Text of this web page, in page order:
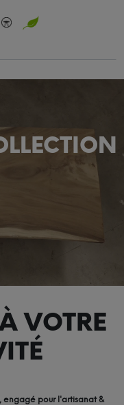
VOTRE
engagé pour l'artisanat &